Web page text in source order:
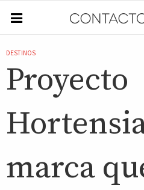
DESTINOS
Proyecto
marca